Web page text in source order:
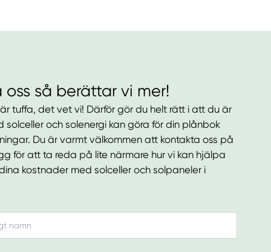
oss så berättar vi mer!
tuffa, det vet vi! Därför gör du helt rätt i att du är
solceller och solenergi kan göra för din plånbok
Du är varmt välkommen att kontakta oss på
för att ta reda på lite närmare hur vi kan hjälpa
kostnader med solceller och solpaneler i